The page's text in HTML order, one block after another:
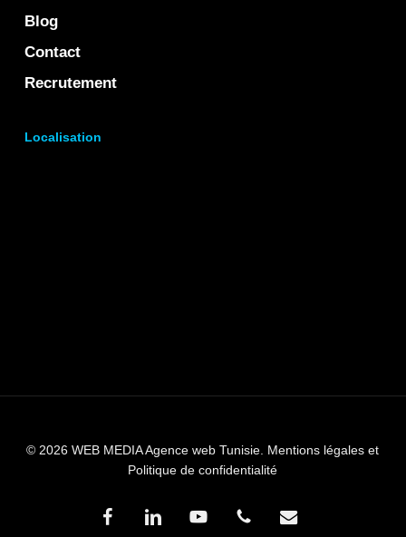
Blog
Contact
Recrutement
Localisation
© 2026 WEB MEDIA Agence web Tunisie. Mentions légales et
Politique de confidentialité
facebooklinkedin youtube phone email